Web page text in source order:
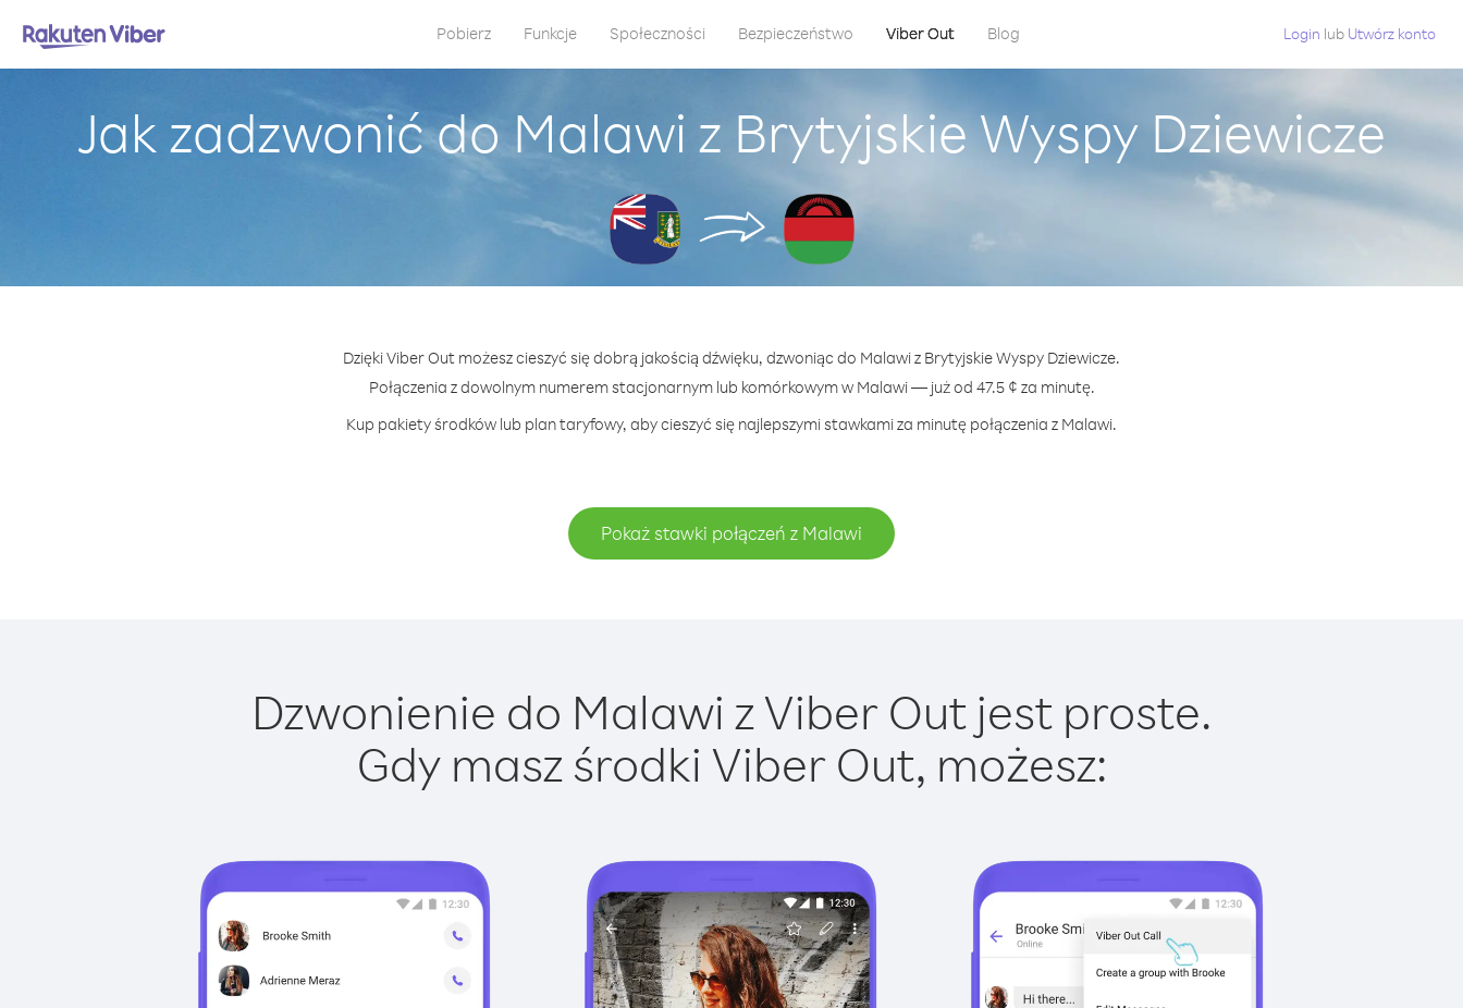
Pobierz Funkcje Społeczności Bezpieczeństwo Viber Out Blog Login lub Utwórz konto
Jak zadzwonić do Malawi z Brytyjskie Wyspy Dziewicze
Dzięki Viber Out możesz cieszyć się dobrą jakością dźwięku, dzwoniąc do Malawi z Brytyjskie Wyspy Dziewicze.
Połączenia z dowolnym numerem stacjonarnym lub komórkowym w Malawi — już od 47.5 ¢ za minutę.
Kup pakiety środków lub plan taryfowy, aby cieszyć się najlepszymi stawkami za minutę połączenia z Malawi.
Pokaż stawki połączeń z Malawi
Dzwonienie do Malawi z Viber Out jest proste.
Gdy masz środki Viber Out, możesz: